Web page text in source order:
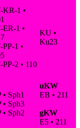
KR-1 •
ER-1 •
PP-1 •
PP-2 • 110
KU •
Ku23
• Sph1
• Sph3
• Sph2
uKW
EB • 211
gKW
E5 • 211